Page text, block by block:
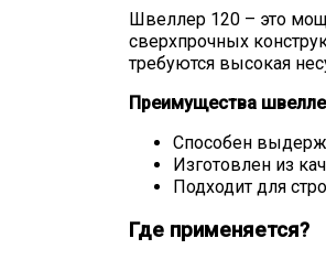
Швеллер 120 – это
сверхпрочных
требуются высокая
Преимущества
Способен
Изготовлен из
Подходит для
Где применяется?